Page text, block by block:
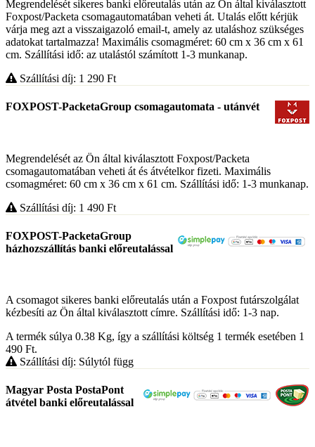
Megrendelését sikeres banki előreutalás után az Ön által kiválasztott
Foxpost/Packeta csomagautomatában veheti át. Utalás előtt kérjük
várja meg azt a visszaigazoló email-t, amely az utaláshoz szükséges
adatokat tartalmazza! Maximális csomagméret: 60 cm x 36 cm x 61
cm. Szállítási idő: az utalástól számított 1-3 munkanap.
Szállítási díj: 1 290 Ft
FOXPOST-PacketaGroup csomagautomata - utánvét
Megrendelését az Ön által kiválasztott Foxpost/Packeta
csomagautomatában veheti át és átvételkor fizeti. Maximális
csomagméret: 60 cm x 36 cm x 61 cm. Szállítási idő: 1-3 munkanap.
Szállítási díj: 1 490 Ft
FOXPOST-PacketaGroup
házhozszállítás banki előreutalással
A csomagot sikeres banki előreutalás után a Foxpost futárszolgálat
kézbesíti az Ön által kiválasztott címre. Szállítási idő: 1-3 nap.
A termék súlya 0.38 Kg, így a szállítási költség 1 termék esetében 1
490 Ft.
Szállítási díj: Súlytól függ
Magyar Posta PostaPont
átvétel banki előreutalással